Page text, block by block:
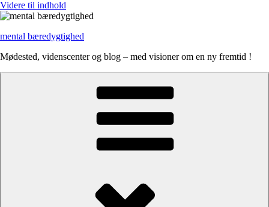
Videre til indhold
mental bæredygtighed
Mødested, videnscenter og blog – med visioner om en ny fremtid !